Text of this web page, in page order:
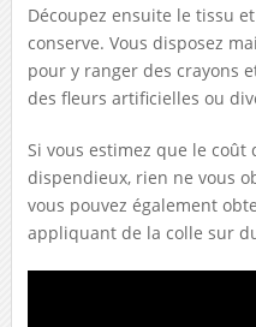
Découpez ensuite le tissu
conserve. Vous disposez
pour y ranger des crayons
des fleurs artificielles ou
Si vous estimez que le
dispendieux, rien ne vous
vous pouvez également
appliquant de la colle sur